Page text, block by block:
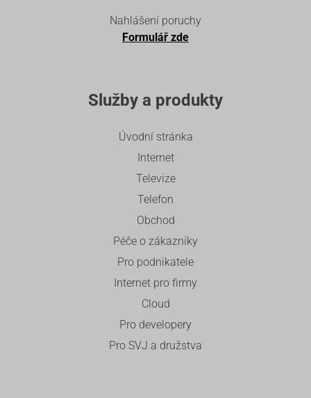
Nahlášení poruchy
Formulář zde
Služby a produkty
Úvodní stránka
Internet
Televize
Telefon
Obchod
Péče o zákazníky
Pro podnikatele
Internet pro firmy
Cloud
Pro developery
Pro SVJ a družstva